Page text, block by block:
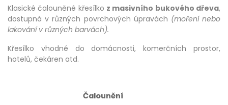
Klasické čalouněné křesílko z masivního bukového dřeva,
dostupná v různých povrchových úpravách (moření nebo
lakování v různých barvách).
Křesílko vhodné do domácnosti, komerčních prostor,
hotelů, čekáren atd.
Čalounění